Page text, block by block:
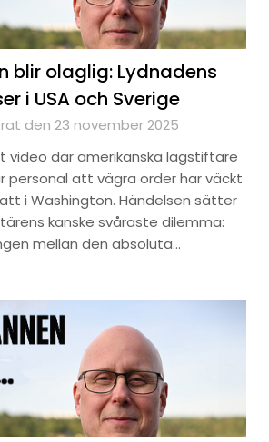
blir olaglig: Lydnadens
i USA och Sverige
den 23 november 2025
video där amerikanska lagstiftare
personal att vägra order har väckt
i Washington. Händelsen sätter
kanske svåraste dilemma:
mellan den absoluta…